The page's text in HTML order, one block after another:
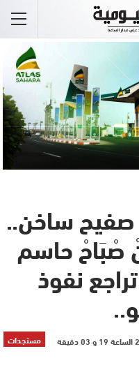
ساخن..
صْبَاحْ حاسم
نفوذ
مستجدات